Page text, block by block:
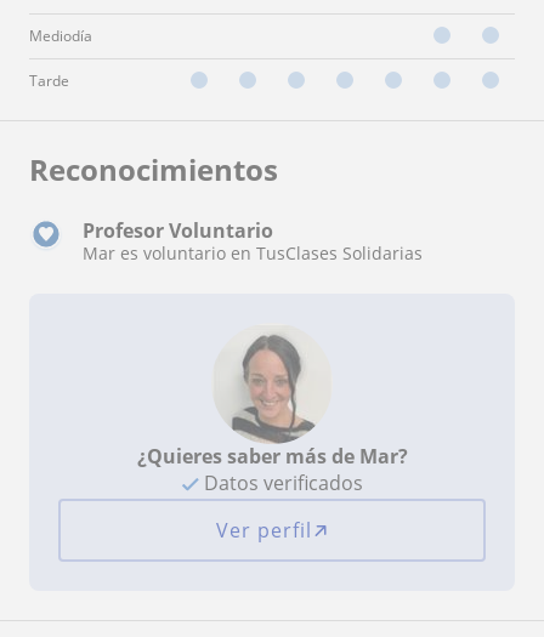
Mediodía
Tarde
Reconocimientos
Profesor Voluntario
Mar es voluntario en TusClases Solidarias
¿Quieres saber más de Mar?
Datos verificados
Ver perfil